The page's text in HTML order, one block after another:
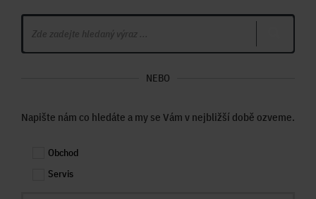
NEBO
Napište nám co hledáte a my se Vám v nejbližší době ozveme.
Obchod
Servis